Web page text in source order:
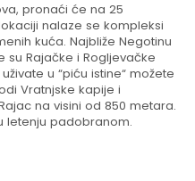
pronaći će na 25
nalaze se kompleksi
kuća. Najbliže Negotinu
su Rajačke i Rogljevačke
u “piću istine“ možete
Vratnjske kapije i
na visini od 850 metara.
letenju padobranom.